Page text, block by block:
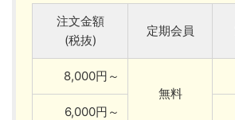
注文金額
(税抜)
定期会員
8,000円～
無料
6,000円～